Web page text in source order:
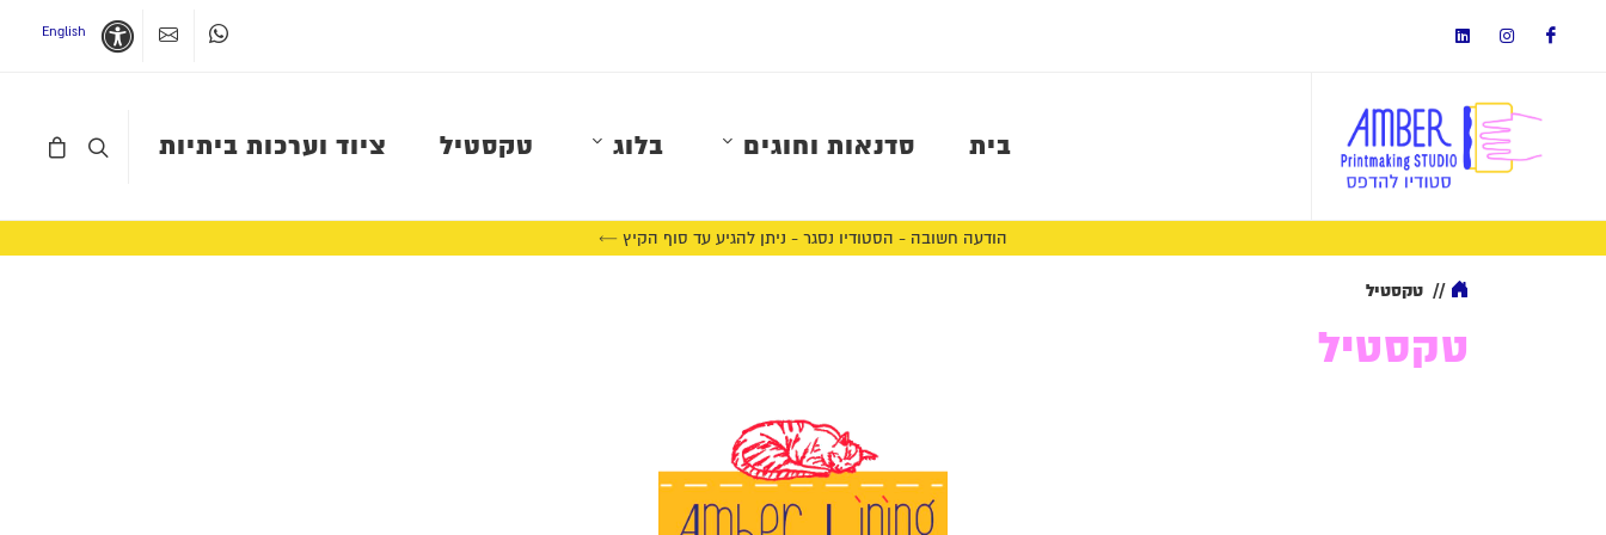
Whatsappצרו קשר נגישות
English
בית סדנאות וחוגים בלוג טקסטיל ציוד וערכות ביתיות
הודעה חשובה - הסטודיו נסגר - ניתן להגיע עד סוף הקיץ ←
// טקסטיל
טקסטיל